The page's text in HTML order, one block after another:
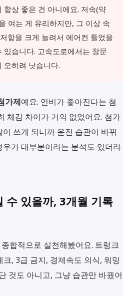
항상 좋은 건 아니에요. 저속(약
여는 게 유리하지만, 그 이상 속
항을 크게 늘려서 에어컨 틀었을
습니다. 고속도로에서는 창문
오히려 낫습니다.
가제예요. 연비가 좋아진다는 첨
체감 차이가 거의 없었어요. 첨가
쓰게 되니까 운전 습관이 바뀌
가 대부분이라는 분석도 있더라
수 있을까, 3개월 기록
합적으로 실천해봤어요. 트렁크
, 3급 금지, 경제속도 의식, 워밍
것도 아니고, 그냥 습관만 바꿨어